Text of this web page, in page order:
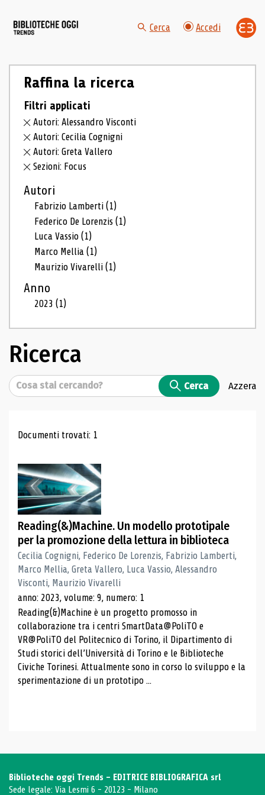
Cerca Accedi
Raffina la ricerca
Filtri applicati
Autori: Alessandro Visconti
Autori: Cecilia Cognigni
Autori: Greta Vallero
Sezioni: Focus
Autori
Fabrizio Lamberti(1)
Federico De Lorenzis(1)
Luca Vassio(1)
Marco Mellia(1)
Maurizio Vivarelli(1)
Anno
2023(1)
Ricerca
Cerca Cerca Azzera
Risultati di ricerca
Documenti trovati: 1
Reading(&)Machine. Un modello prototipale
per la promozione della lettura in biblioteca
Cecilia Cognigni, Federico De Lorenzis, Fabrizio Lamberti,
Marco Mellia, Greta Vallero, Luca Vassio, Alessandro
Visconti, Maurizio Vivarelli
anno: 2023, volume: 9, numero: 1
Reading(&)Machine è un progetto promosso in
collaborazione tra i centri SmartData@PoliTO e
VR@PoliTO del Politecnico di Torino, il Dipartimento di
Studi storici dell’Università di Torino e le Biblioteche
Civiche Torinesi. Attualmente sono in corso lo sviluppo e la
sperimentazione di un prototipo ...
Biblioteche oggi Trends - EDITRICE BIBLIOGRAFICA srl
Sede legale: Via Lesmi 6 - 20123 - Milano